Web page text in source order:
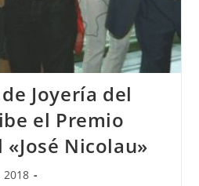
Joyería del
el Premio
Nicolau»
2018